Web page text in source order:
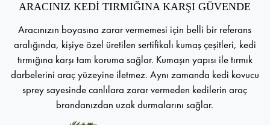
ARACINIZ KEDİ TIRMIĞINA KARŞI GÜVENDE
Aracınızın boyasına zarar vermemesi için belli bir referans
aralığında, kişiye özel üretilen sertifikalı kumaş çeşitleri, kedi
tırmığına karşı tam koruma sağlar. Kumaşın yapısı ile tırmık
darbelerini araç yüzeyine iletmez. Aynı zamanda kedi kovucu
sprey sayesinde canlılara zarar vermeden kedilerin araç
brandanızdan uzak durmalarını sağlar.